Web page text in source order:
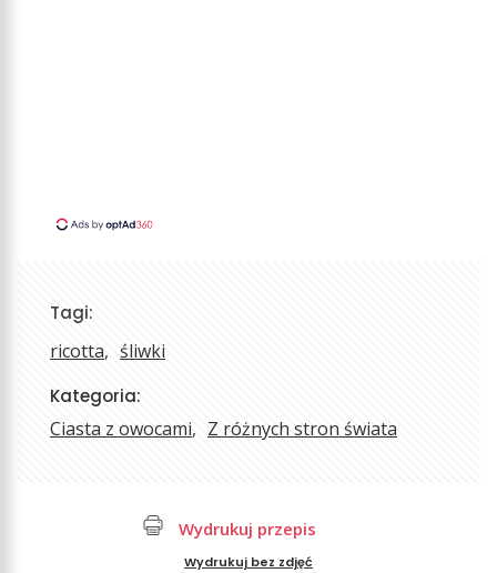
Tagi:
ricotta śliwki
Kategoria:
Ciasta z owocami Z różnych stron świata
Wydrukuj przepis
Wydrukuj bez zdjęć